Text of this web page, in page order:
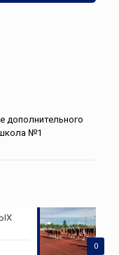
дополнительного
№1
0